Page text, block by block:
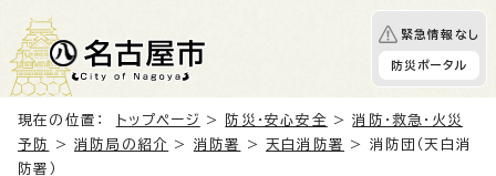
緊急情報なし
防災ポータル
現在の位置： トップページ > 防災・安心安全 >消防・救急・火災
予防
>消防局の紹介 > 消防署 >天白消防署
> 消防団（天白消
防署）